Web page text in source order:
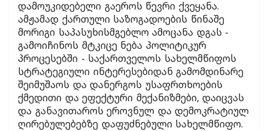
დამოუკიდებელი გაეროს წევრი ქვეყანა.
ამჟამად ქართული საზოგადოების წინაშე
მორიგი საპასუხისმგებლო ამოცანა დგას -
გამოიჩინოს მტკიცე ნება პოლიტიკურ
პროცესებში - საქართველოს სახელმწიფოს
სტრატეგიული ინტერესებიდან გამომდინარე
შეიმუშაოს და დანერგოს უსაფრთხოების
ქმედითი და ეფექტური მექანიზმები, დაიცვას
და განავითაროს ეროვნულ და დემოკრატიულ
ღირებულებებზე დაფუძნებული სახელმწიფო.